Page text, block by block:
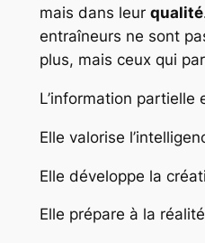
mais dans leur qualité
entraîneurs ne sont
plus, mais ceux qui
L’information partielle
Elle valorise
Elle développe la
Elle prépare à la